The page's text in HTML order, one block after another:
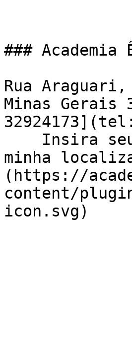
###
Rua
Minas Gerais
minha
(https://
content/
icon.svg)